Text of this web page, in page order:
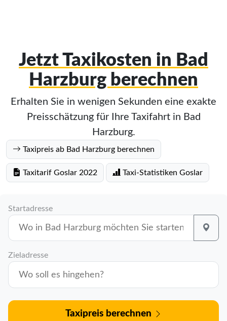
Jetzt Taxikosten in Bad
Harzburg berechnen
Erhalten Sie in wenigen Sekunden eine exakte
Preisschätzung für Ihre Taxifahrt in Bad
Harzburg.
Taxipreis ab Bad Harzburg berechnen
Taxitarif Goslar 2022 Taxi-Statistiken Goslar
Startadresse
Zieladresse
Taxipreis berechnen